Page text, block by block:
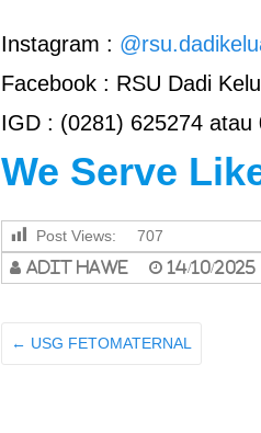
Instagram :
Facebook : RSU Dadi
IGD : (0281) 625274 atau
We Serve
Post Views: 707
adit hawe 14/10/2025
← USG FETOMATERNAL